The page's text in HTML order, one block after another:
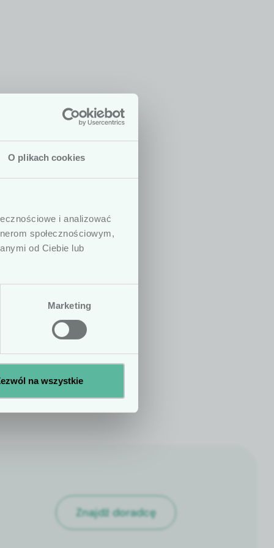
O plikach cookies
i analizować
społecznościowym,
od Ciebie lub
Marketing
na wszystkie
Znajdź doradcę
W
prowadzących
Podkreślamy,
zaleceń
Tak